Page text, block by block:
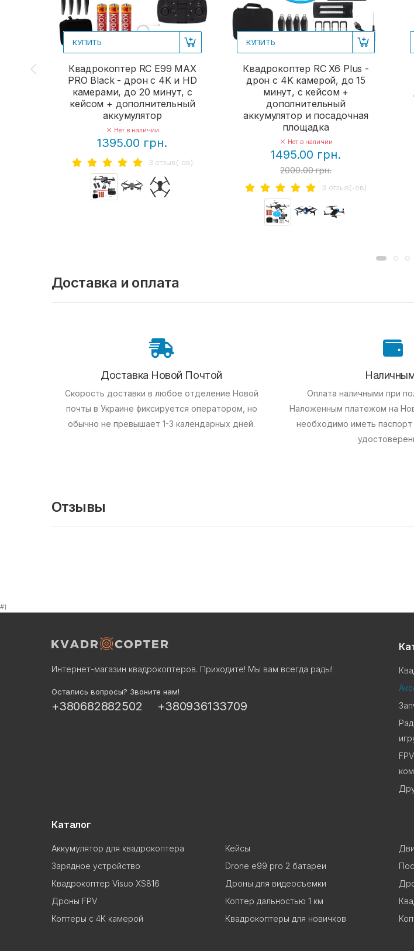
КУПИТЬ
Квадрокоптер RC E99 MAX
PRO Black - дрон с 4K и HD
камерами, до 20 минут, с
кейсом + дополнительный
аккумулятор
Нет в наличии
1395.00 грн.
3 отзыв(-ов)
КУПИТЬ
Квадрокоптер RC X6 Plus -
дрон с 4K камерой, до 15
минут, с кейсом +
дополнительный
аккумулятор и посадочная
площадка
Нет в наличии
1495.00 грн.
2000.00 грн.
3 отзыв(-ов)
Доставка и оплата
Доставка Новой Почтой
Скорость доставки в любое отделение Новой
почты в Украине фиксируется оператором, но
обычно не превышает 1-3 календарных дней.
Оплата наличными при
Наложенным платежом на
необходимо иметь паспорт
Отзывы
#}
Интернет-магазин квадрокоптеров. Приходите! Мы вам всегда рады!
Остались вопросы? Звоните нам!
+380682882502 +380936133709
Каталог
Аккумулятор для квадрокоптера
Зарядное устройство
Квадрокоптер Visuo XS816
Дроны FPV
Коптеры с 4К камерой
Кейсы
Drone e99 pro 2 батареи
Дроны для видеосъемки
Коптер дальностью 1 км
Квадрокоптеры для новичков